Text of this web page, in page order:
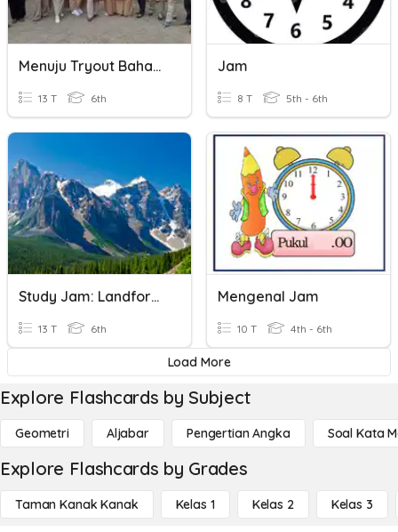
Menuju Tryout Bahasa Osing
13 T 6th
Jam
8 T 5th - 6th
Study Jam: Landforms & Plate Boundaries
13 T 6th
Mengenal Jam
10 T 4th - 6th
Load More
Explore Flashcards by Subject
Geometri Aljabar Pengertian Angka Soal Kata
Explore Flashcards by Grades
Taman Kanak Kanak Kelas 1 Kelas 2 Kelas 3